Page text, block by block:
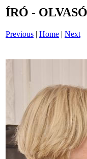
ÍRÓ -
Previous | Home | Next